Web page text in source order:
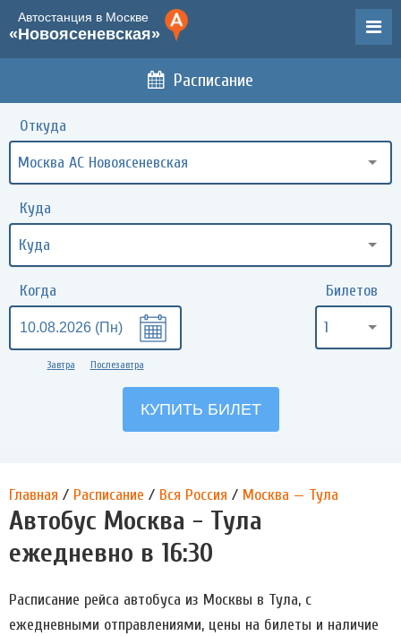
Автостанция в Москве
«Новоясеневская»
Расписание
Откуда
Москва АС Новоясеневская
Куда
Когда
Завтра Послезавтра
Билетов
1
Главная / Расписание / Вся Россия / Москва — Тула
Автобус Москва - Тула
ежедневно в 16:30
Расписание рейса автобуса из Москвы в Тула, с
ежедневными отправлениями, цены на билеты и наличие